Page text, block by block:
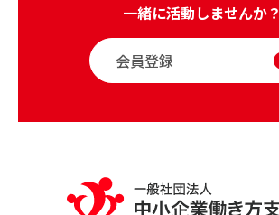
一緒に活動しませんか？
会員登録